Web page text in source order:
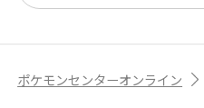
ポケモンセンターオンライン